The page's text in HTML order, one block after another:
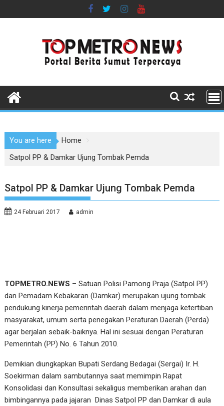
to
You are here
Home
Satpol PP & Damkar Ujung Tombak Pemda
Satpol PP & Damkar Ujung Tombak Pemda
24 Februari 2017 admin
TOPMETRO.NEWS – Satuan Polisi Pamong Praja (Satpol PP)
dan Pemadam Kebakaran (Damkar) merupakan ujung tombak
pendukung kinerja pemerintah daerah dalam menjaga ketertiban
masyarakat, umum serta penegakan Peraturan Daerah (Perda)
agar berjalan sebaik-baiknya. Hal ini sesuai dengan Peraturan
Pemerintah (PP) No. 6 Tahun 2010.
Demikian diungkapkan Bupati Serdang Bedagai (Sergai) Ir. H.
Soekirman dalam sambutannya saat memimpin Rapat
Konsolidasi dan Konsultasi sekaligus memberikan arahan dan
bimbingannya pada jajaran Dinas Satpol PP dan Damkar di aula